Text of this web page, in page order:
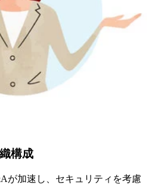
構成
が加速し、セキュリティを考慮